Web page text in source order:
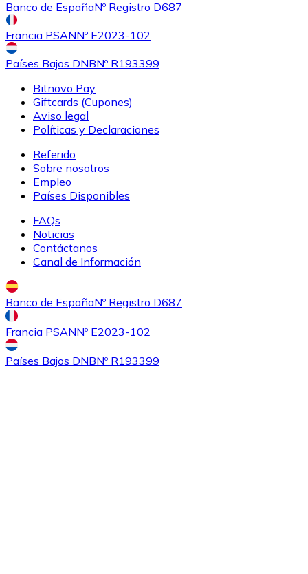
ComprarUniswap
UNI
Comprar
ETC
Banco de EspañaNº Registro D687
Francia PSANNº E2023-102
Países Bajos DNBNº R193399
Bitnovo Pay
Giftcards (Cupones)
Aviso legal
Políticas y Declaraciones
Referido
Sobre nosotros
Empleo
Países Disponibles
FAQs
Noticias
Contáctanos
Canal de Información
Banco de EspañaNº Registro D687
Francia PSANNº E2023-102
Países Bajos DNBNº R193399